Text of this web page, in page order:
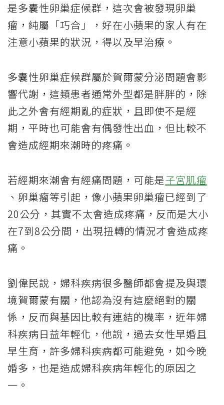
是多囊性卵巢症候群，這次會被發現卵巢
瘤，純屬「巧合」，好在小蘋果的家人有在
注意小蘋果的狀況，得以及早治療。
多囊性卵巢症候群屬於賀爾蒙分泌問題會影
響代謝，這類患者通常外型都是胖胖的，除
此之外會有經期亂的症狀，且即使不是經
期，平時也可能會有偶發性出血，但比較不
會造成經期來潮時的疼痛。
若經期來潮會有經痛問題，可能是子宮肌瘤
、卵巢瘤等引起，像小蘋果卵巢瘤已經到了
20公分，其實不太會造成疼痛，反而是大小
在7到8公分間，出現扭轉的情況才會造成疼
痛。
劉偉民說，婦科疾病很多醫師都會提及與環
境賀爾蒙有關，他認為沒有這麼絕對的關
係，反而與基因比較有連結的機率，近年婦
科疾病日益年輕化，他說，過去女性早婚且
早生育，許多婦科疾病都可能避免，如今晚
婚多，也是造成婦科疾病年輕化的原因之
一。